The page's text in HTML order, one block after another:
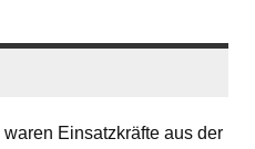
Einsatzkräfte aus der